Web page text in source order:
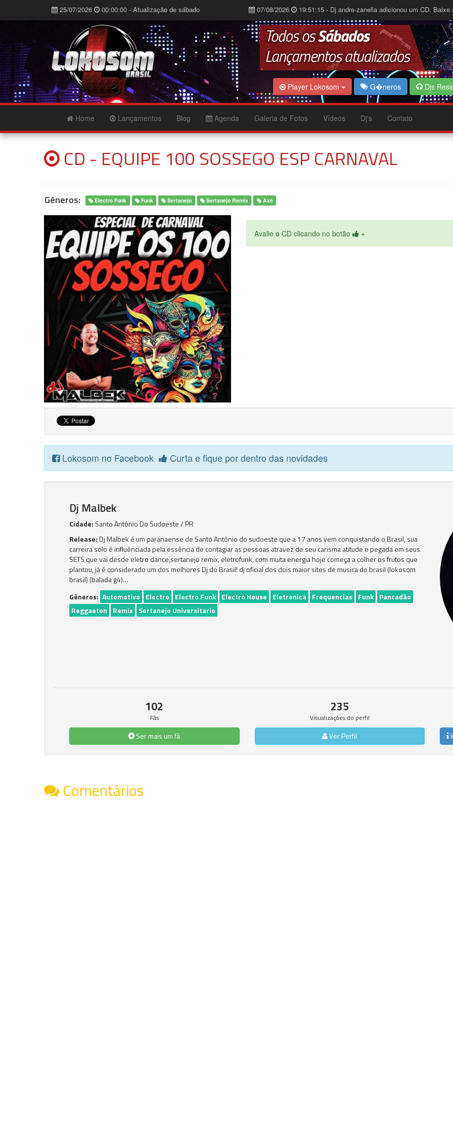
25/07/2026 00:00:00 - Atualização de sábado 07/08/2026 19:51:15 - Dj andre-zanella adicionou um CD. Baixe
Player Lokosom G�neros Djs
Home Lançamentos Blog Agenda Galeria de Fotos Vídeos Dj's Contato
CD - EQUIPE 100 SOSSEGO ESP CARNAVAL
Gêneros: Electro Funk Funk Sertanejo Sertanejo Remix Axé
Avalie o CD clicando no botão +
Lokosom no Facebook Curta e fique por dentro das novidades
Dj Malbek
Cidade: Santo Antônio Do Sudoeste / PR
Release:Dj Malbek é um paranaense de Santo Antônio do sudoeste que a 17 anos vem conquistando o Brasil, sua
carreira solo é influênciada pela essência de contagiar as pessoas atravez de seu carisma atitude e pegada em seus
SETS que vai desde eletro dance,sertanejo remix, eletrofunk, com muita energia hoje começa a colher os frutos que
plantou, já é considerado um dos melhores Dj do Brasil! dj oficial dos dois maior sites de musica do brasil (lokosom
brasil) (balada g4)…
Gêneros: Automotivo Electro Electro Funk Electro House Eletronica Frequencias Funk Pancadão
Reggaeton
Remix Sertanejo Universitario
102
Fãs
Ser mais um fã
235
Visualizações do perfil
Ver Perfil
Comentários